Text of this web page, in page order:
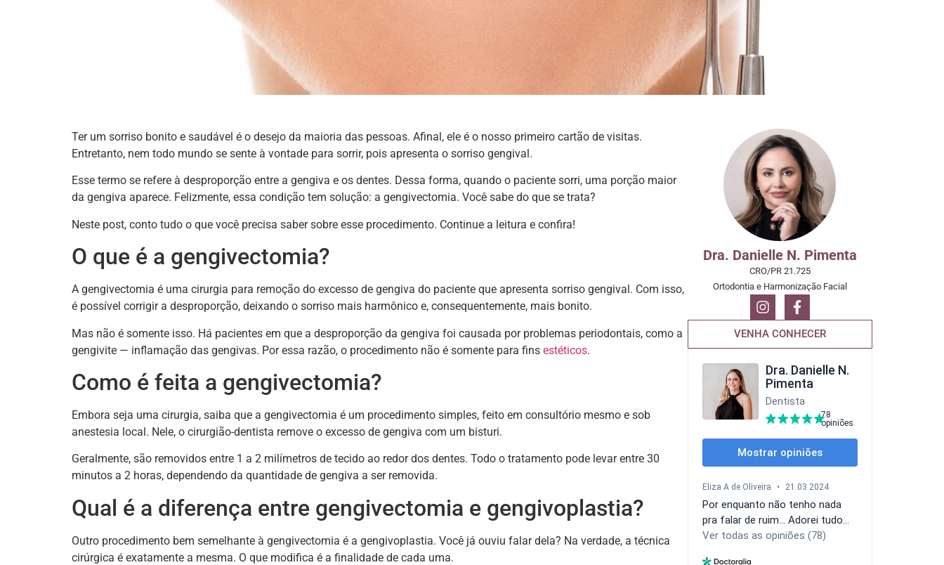
Ter um sorriso bonito e saudável é o desejo da maioria das pessoas. Afinal, ele é o nosso primeiro cartão de visitas.
Entretanto, nem todo mundo se sente à vontade para sorrir, pois apresenta o sorriso gengival.
Esse termo se refere à desproporção entre a gengiva e os dentes. Dessa forma, quando o paciente sorri, uma porção maior
da gengiva aparece. Felizmente, essa condição tem solução: a gengivectomia. Você sabe do que se trata?
Neste post, conto tudo o que você precisa saber sobre esse procedimento. Continue a leitura e confira!
O que é a gengivectomia?
A gengivectomia é uma cirurgia para remoção do excesso de gengiva do paciente que apresenta sorriso gengival. Com isso,
é possível corrigir a desproporção, deixando o sorriso mais harmônico e, consequentemente, mais bonito.
Mas não é somente isso. Há pacientes em que a desproporção da gengiva foi causada por problemas periodontais, como a
gengivite — inflamação das gengivas. Por essa razão, o procedimento não é somente para fins estéticos.
Como é feita a gengivectomia?
Embora seja uma cirurgia, saiba que a gengivectomia é um procedimento simples, feito em consultório mesmo e sob
anestesia local. Nele, o cirurgião-dentista remove o excesso de gengiva com um bisturi.
Geralmente, são removidos entre 1 a 2 milímetros de tecido ao redor dos dentes. Todo o tratamento pode levar entre 30
minutos a 2 horas, dependendo da quantidade de gengiva a ser removida.
Qual é a diferença entre gengivectomia e gengivoplastia?
Outro procedimento bem semelhante à gengivectomia é a gengivoplastia. Você já ouviu falar dela? Na verdade, a técnica
cirúrgica é exatamente a mesma. O que modifica é a finalidade de cada uma.
Dra. Danielle N. Pimenta
CRO/PR 21.725
Ortodontia e Harmonização Facial
VENHA CONHECER